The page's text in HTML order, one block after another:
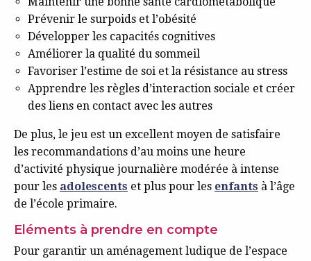
Prévenir le surpoids et l’obésité
Développer les capacités cognitives
Améliorer la qualité du sommeil
Favoriser l’estime de soi et la résistance au stress
Apprendre les règles d’interaction sociale et créer
des liens en contact avec les autres
De plus, le jeu est un excellent moyen de satisfaire
les recommandations d’au moins une heure
d’activité physique journalière modérée à intense
pour les adolescents et plus pour les enfants à l’âge
de l’école primaire.
Eléments à prendre en compte
Pour garantir un aménagement ludique de l’espace